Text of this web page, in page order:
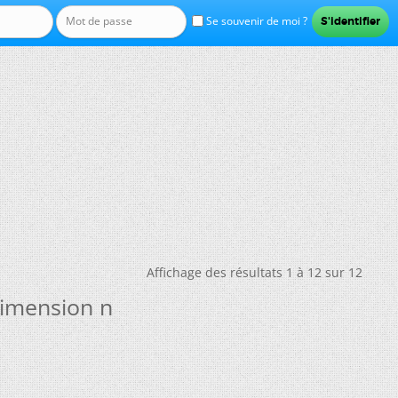
Se souvenir de moi ?
Affichage des résultats 1 à 12 sur 12
n